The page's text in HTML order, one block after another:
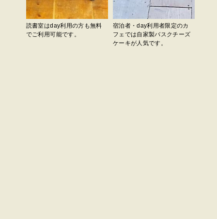
読書室はday利用の方も無料
でご利用可能です。
宿泊者・day利用者限定のカ
フェでは自家製バスクチーズ
ケーキが人気です。